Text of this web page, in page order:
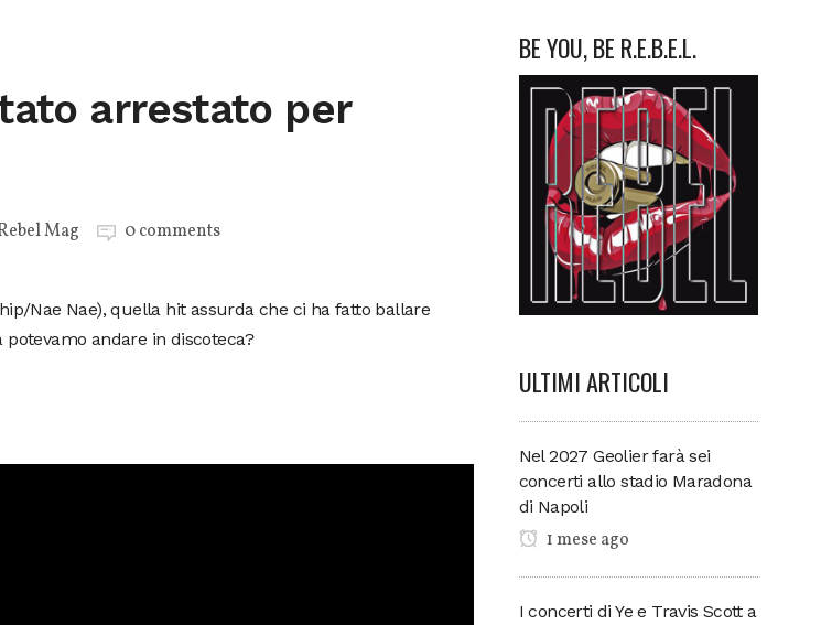
arrestato per
Mag 0 comments
Nae Nae), quella hit assurda che ci ha fatto ballare
andare in discoteca?
BE YOU, BE R.E.B.E.L.
ULTIMI ARTICOLI
Nel 2027 Geolier farà sei
concerti allo stadio Maradona
di Napoli
1 mese ago
I concerti di Ye e Travis Scott a